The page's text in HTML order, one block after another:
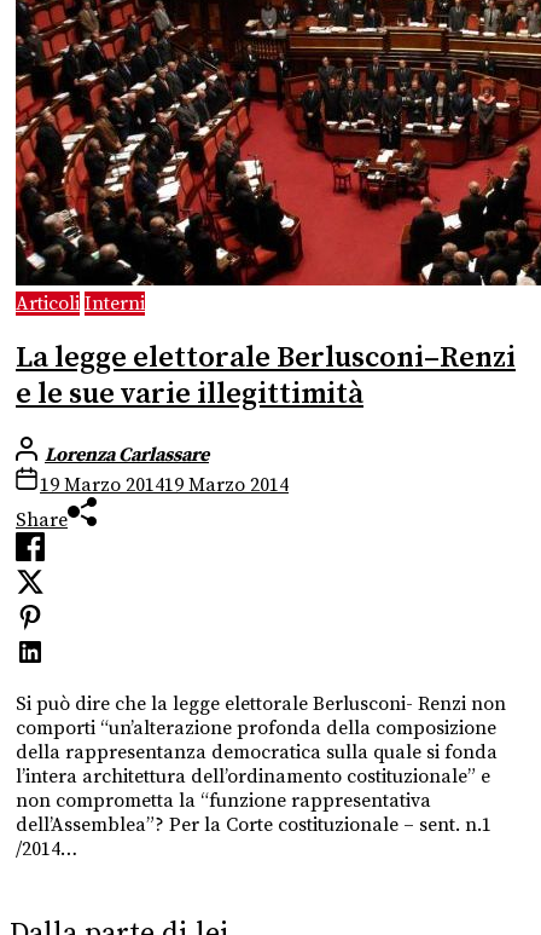
Articoli Interni
La legge elettorale Berlusconi–Renzi
e le sue varie illegittimità
Lorenza Carlassare
19 Marzo 201419 Marzo 2014
Share
Si può dire che la legge elettorale Berlusconi- Renzi non
comporti “un’alterazione profonda della composizione
della rappresentanza democratica sulla quale si fonda
l’intera architettura dell’ordinamento costituzionale” e
non comprometta la “funzione rappresentativa
dell’Assemblea”? Per la Corte costituzionale – sent. n.1
/2014…